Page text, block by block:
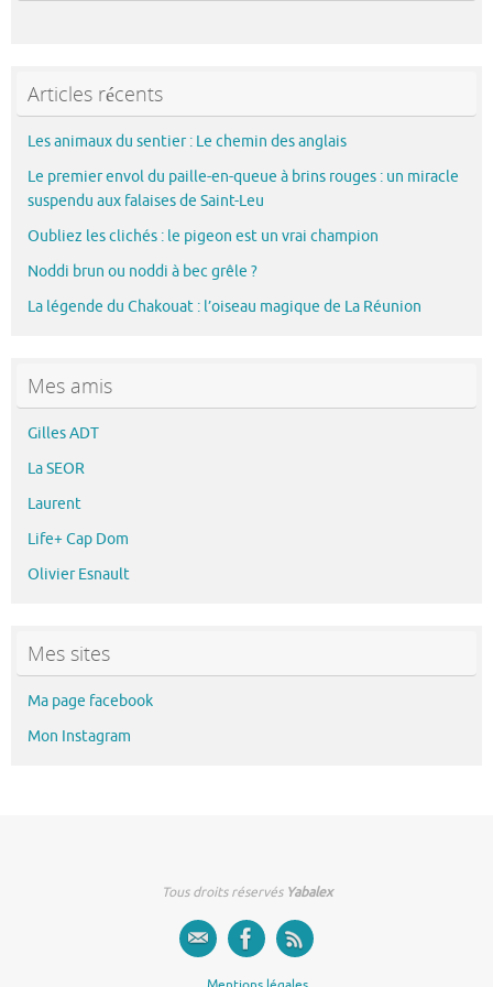
Articles récents
Les animaux du sentier : Le chemin des anglais
Le premier envol du paille-en-queue à brins rouges : un miracle
suspendu aux falaises de Saint-Leu
Oubliez les clichés : le pigeon est un vrai champion
Noddi brun ou noddi à bec grêle ?
La légende du Chakouat : l’oiseau magique de La Réunion
Mes amis
Gilles ADT
La SEOR
Laurent
Life+ Cap Dom
Olivier Esnault
Mes sites
Ma page facebook
Mon Instagram
Tous droits réservés Yabalex